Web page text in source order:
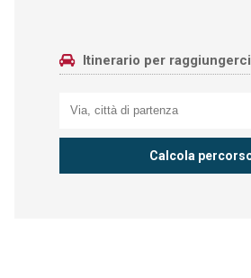
Itinerario per raggiungerci